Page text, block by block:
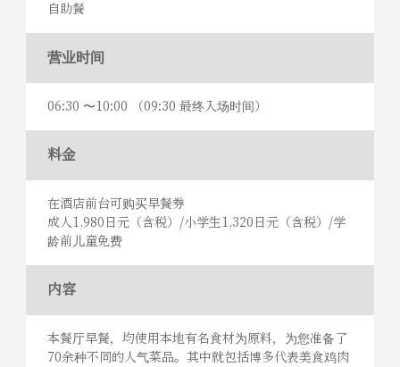
自助餐
营业时间
06:30 〜10:00 （09:30 最终入场时间）
料金
在酒店前台可购买早餐券
成人1,980日元（含税）/小学生1,320日元（含税）/学
龄前儿童免费
内容
本餐厅早餐，均使用本地有名食材为原料，为您准备了
70余种不同的人气菜品。其中就包括博多代表美食鸡肉